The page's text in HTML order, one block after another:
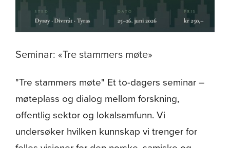
Seminar: «Tre stammers møte»
"Tre stammers møte" Et to-dagers seminar –
møteplass og dialog mellom forskning,
offentlig sektor og lokalsamfunn. Vi
undersøker hvilken kunnskap vi trenger for